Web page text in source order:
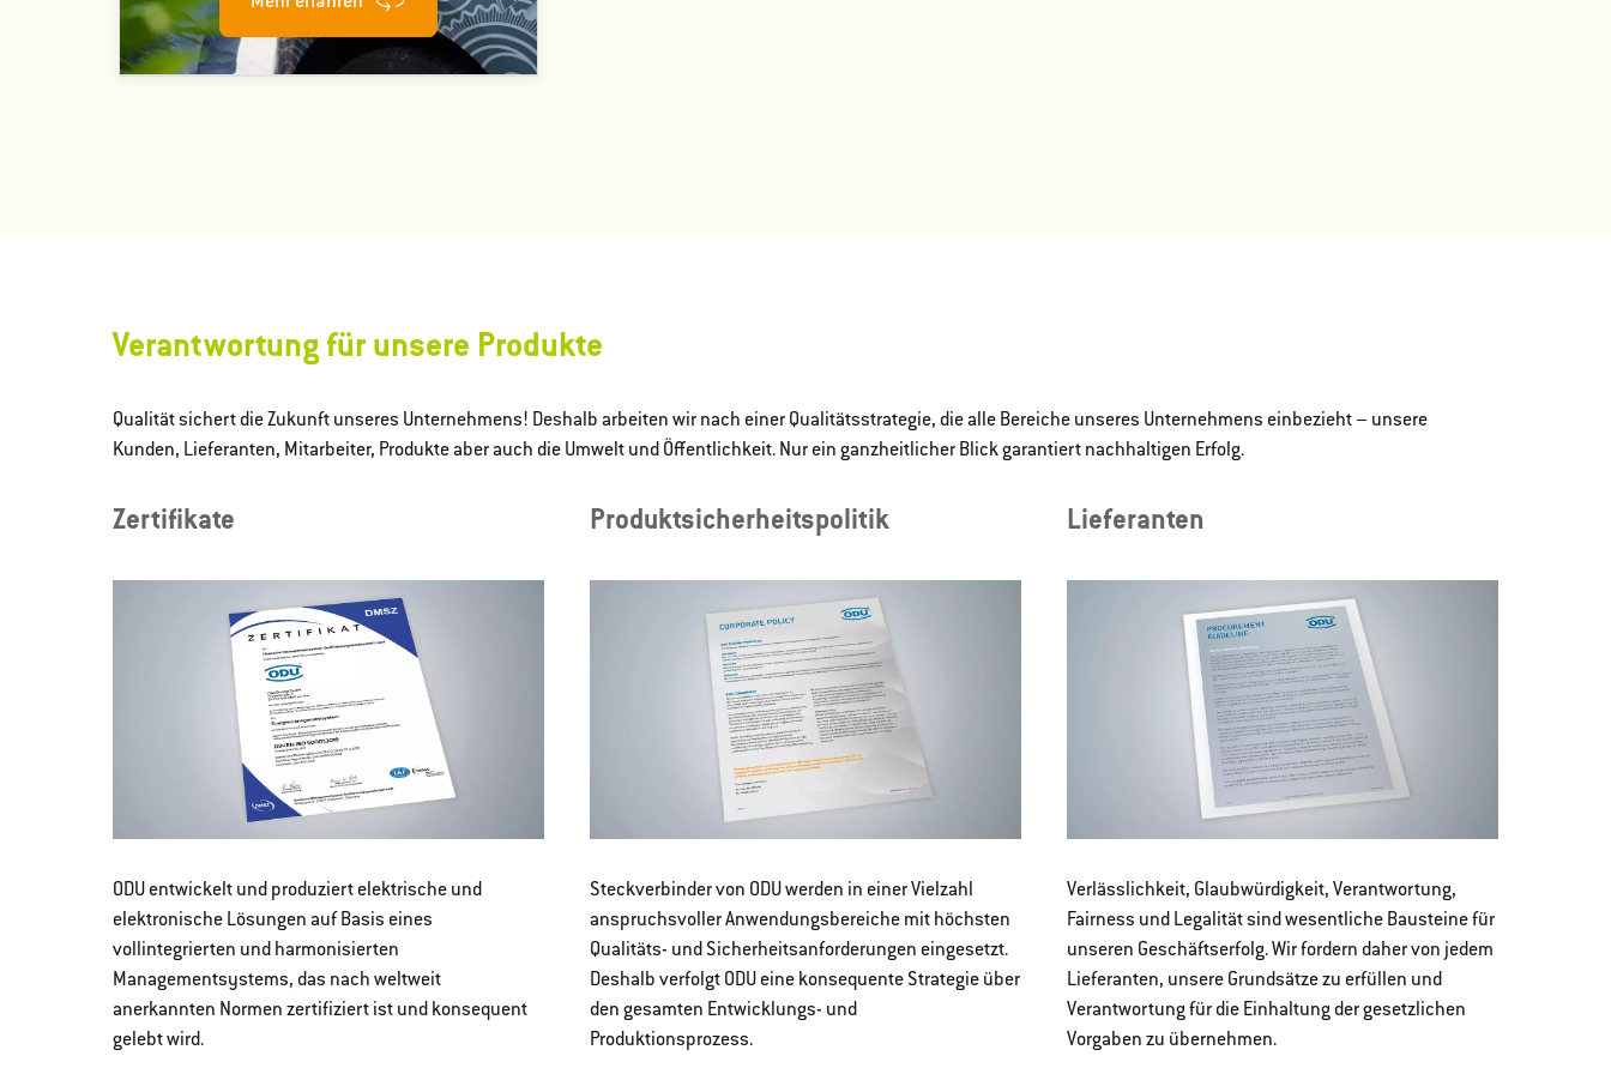
Verantwortung für unsere Produkte
Qualität sichert die Zukunft unseres Unternehmens! Deshalb arbeiten wir nach einer Qualitätsstrategie, die alle Bereiche unseres Unternehmens einbezieht – unsere
Kunden, Lieferanten, Mitarbeiter, Produkte aber auch die Umwelt und Öffentlichkeit. Nur ein ganzheitlicher Blick garantiert nachhaltigen Erfolg.
Zertifikate
ODU entwickelt und produziert elektrische und
elektronische Lösungen auf Basis eines
vollintegrierten und harmonisierten
Managementsystems, das nach weltweit
anerkannten Normen zertifiziert ist und konsequent
gelebt wird.
Produktsicherheitspolitik
Steckverbinder von ODU werden in einer Vielzahl
anspruchsvoller Anwendungsbereiche mit höchsten
Qualitäts- und Sicherheitsanforderungen eingesetzt.
Deshalb verfolgt ODU eine konsequente Strategie über
den gesamten Entwicklungs- und
Produktionsprozess.
Lieferanten
Verlässlichkeit, Glaubwürdigkeit, Verantwortung,
Fairness und Legalität sind wesentliche Bausteine für
unseren Geschäftserfolg. Wir fordern daher von jedem
Lieferanten, unsere Grundsätze zu erfüllen und
Verantwortung für die Einhaltung der gesetzlichen
Vorgaben zu übernehmen.